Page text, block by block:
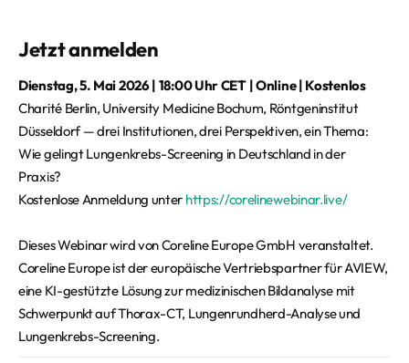
Jetzt anmelden
Dienstag, 5. Mai 2026 | 18:00 Uhr CET | Online | Kostenlos
Charité Berlin, University Medicine Bochum, Röntgeninstitut
Düsseldorf — drei Institutionen, drei Perspektiven, ein Thema:
Wie gelingt Lungenkrebs-Screening in Deutschland in der
Praxis?
Kostenlose Anmeldung unter https://corelinewebinar.live/
Dieses Webinar wird von Coreline Europe GmbH veranstaltet.
Coreline Europe ist der europäische Vertriebspartner für AVIEW,
eine KI-gestützte Lösung zur medizinischen Bildanalyse mit
Schwerpunkt auf Thorax-CT, Lungenrundherd-Analyse und
Lungenkrebs-Screening.